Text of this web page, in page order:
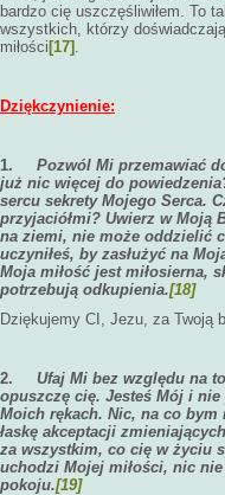
bardzo cię uszczęśliwiłem. To
wszystkich, którzy
miłości [17] .
Dziękczynienie:
1. Pozwól Mi przemawiać
już nic więcej do
sercu sekrety Mojego Serca.
przyjaciółmi? Uwierz w Moją
na ziemi, nie może oddzielić
uczyniłeś, by zasłużyć na
Moja miłość jest miłosierna,
potrzebują odkupienia.[18]
Dziękujemy CI, Jezu, za Twoją
2. Ufaj Mi bez względu na
opuszczę cię. Jesteś Mój i
Moich rękach. Nic, na co
łaskę akceptacji
za wszystkim, co cię w życiu
uchodzi Mojej miłości, nic
pokoju.[19]